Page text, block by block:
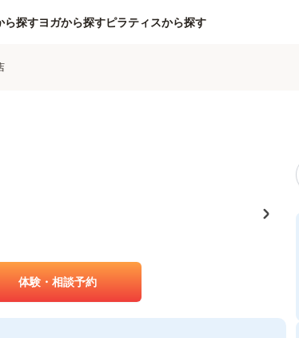
ら探すヨガから探すピラティスから探す
体験・相談予約